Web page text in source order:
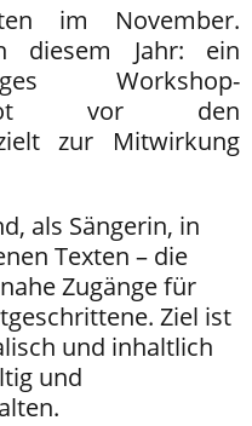
im November.
diesem Jahr: ein
Workshop-
vor den
zur Mitwirkung
als Sängerin, in
Texten – die
Zugänge für
Ziel ist
und inhaltlich
und